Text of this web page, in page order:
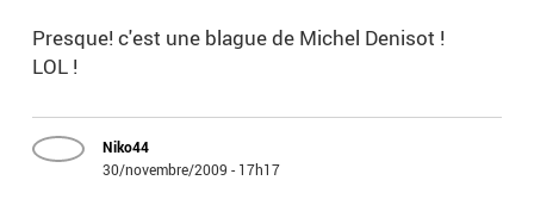
Presque! c'est une blague de Michel Denisot !
LOL !
Niko44
30/novembre/2009 - 17h17